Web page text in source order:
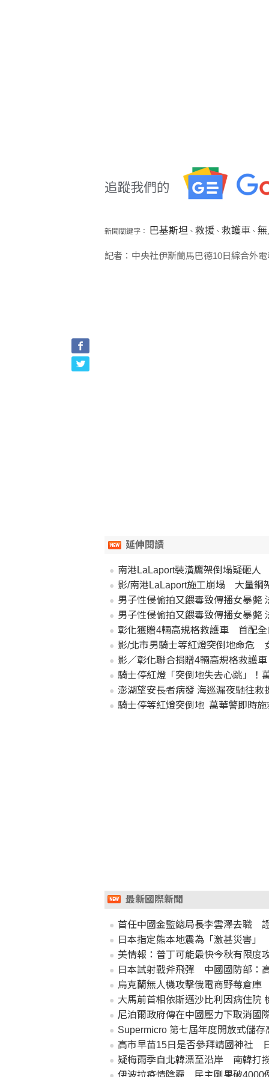
新聞關鍵字： 巴基斯坦 、 救援、 救護車、 無
記者：中央社伊斯蘭馬巴德10日綜合外電
延伸閱讀
南港LaLaport裝潢鷹架倒塌疑砸
影/南港LaLaport施工崩塌 大量鋼
男子性侵偷拍又餵毒致傳播女暴斃
男子性侵偷拍又餵毒致傳播女暴斃
彰化獲贈4輛高規格救護車 首配全
影/北市男騎士等紅燈突倒地命危
影／彰化聯合捐贈4輛高規格救護
騎士停紅燈「突倒地失去心跳」！
澎湖望安長者病發 海巡漏夜馳往救
騎士停等紅燈突倒地 萬華警即時施
最新國際新聞
首任中國金監總局長李雲澤去職
日本指定熊本地震為「激甚災害
美情報：普丁可能最快今秋有限度
日本試射戰斧飛彈 中國國防部：
烏克蘭無人機攻擊俄電商野莓倉
大馬前首相依斯邁沙比利因病住院
尼泊爾政府傳在中國壓力下取消國
Supermicro 第七屆年度開放式儲存高峰會
高市早苗15日是否參拜靖國神社
疑梅雨季自北韓漂至沿岸 南韓打